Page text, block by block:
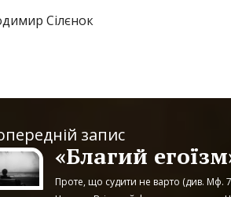
Сілєнок
запис
«Благий
Проте, що судити не варто (див. Мф.